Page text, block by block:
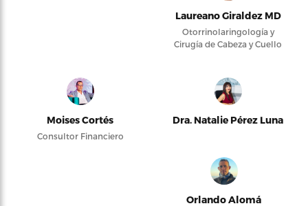
Laureano Giraldez MD
Otorrinolaringología y
Cirugía de Cabeza y Cuello
Moises Cortés
Consultor Financiero
Dra. Natalie Pérez Luna
Orlando Alomá